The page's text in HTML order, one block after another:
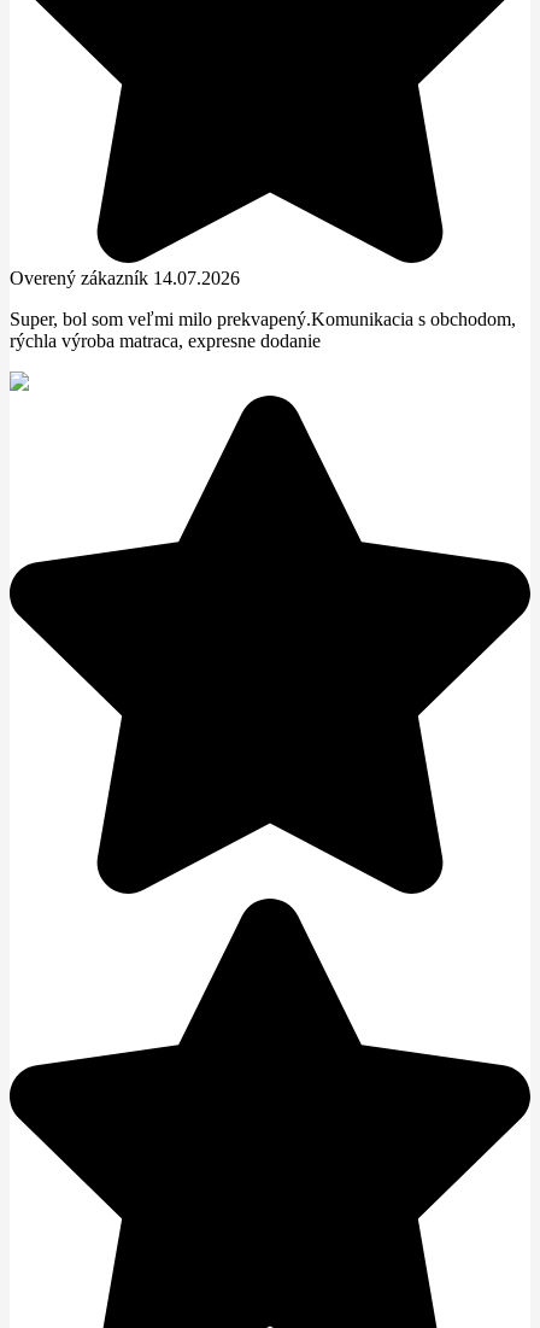
Overený zákazník 14.07.2026
Super, bol som veľmi milo prekvapený.Komunikacia s obchodom,
rýchla výroba matraca, expresne dodanie